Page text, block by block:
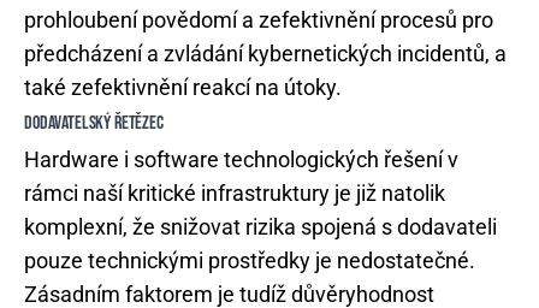
prohloubení povědomí a zefektivnění procesů pro
předcházení a zvládání kybernetických incidentů, a
také zefektivnění reakcí na útoky.
DODAVATELSKÝ ŘETĚZEC
Hardware i software technologických řešení v
rámci naší kritické infrastruktury je již natolik
komplexní, že snižovat rizika spojená s dodavateli
pouze technickými prostředky je nedostatečné.
Zásadním faktorem je tudíž důvěryhodnost